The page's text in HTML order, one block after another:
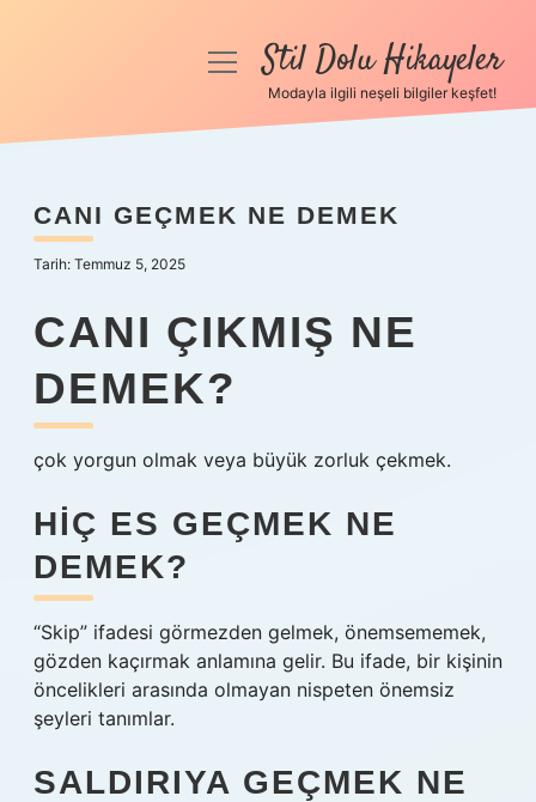
Anasayfa
Yasal Uyarı
menüyüStil Dolu Hikayeler
Modayla ilgili neşeli bilgiler keşfet!
CANI GEÇMEK NE DEMEK
Tarih: Temmuz 5, 2025
CANI ÇIKMIŞ NE
DEMEK?
çok yorgun olmak veya büyük zorluk çekmek.
HIÇ ES GEÇMEK NE
DEMEK?
“Skip” ifadesi görmezden gelmek, önemsememek,
gözden kaçırmak anlamına gelir. Bu ifade, bir kişinin
öncelikleri arasında olmayan nispeten önemsiz
şeyleri tanımlar.
SALDIRIYA GEÇMEK NE